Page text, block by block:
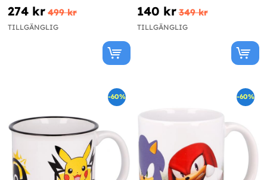
274 kr 499 kr
TILLGÄNGLIG
140 kr 349 kr
TILLGÄNGLIG
-60% -60%